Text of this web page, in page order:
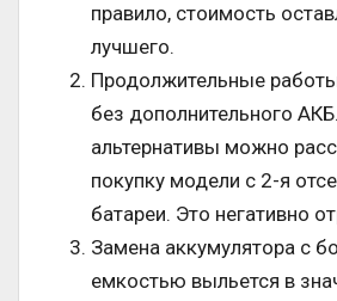
правило, стоимость
лучшего.
Продолжительные
без дополнительного
альтернативы можно
покупку модели с 2-я
батареи. Это негативно
Замена аккумулятора с
емкостью выльется в